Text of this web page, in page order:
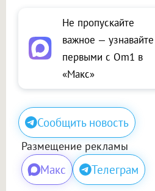
Не пропускайте
важное — узнавайте
первыми с Om1 в
«Макс»
Сообщить новость
Размещение рекламы
Макс Телеграм